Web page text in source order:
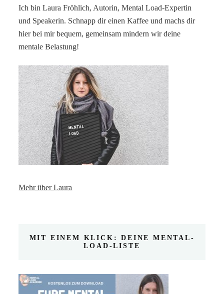
Ich bin Laura Fröhlich, Autorin, Mental Load-Expertin
und Speakerin. Schnapp dir einen Kaffee und machs dir
hier bei mir bequem, gemeinsam mindern wir deine
mentale Belastung!
Mehr über Laura
MIT EINEM KLICK: DEINE MENTAL-
LOAD-LISTE